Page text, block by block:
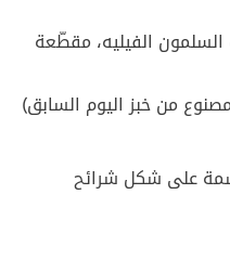
الفيليه، مقطّعة
من خبز اليوم السابق)
على شكل شرائح